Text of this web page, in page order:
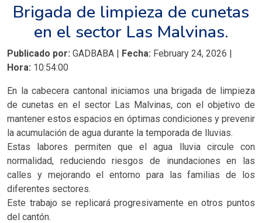
Brigada de limpieza de cunetas
en el sector Las Malvinas.
Publicado por: GADBABA | Fecha: February 24, 2026 |
Hora: 10:54:00
En la cabecera cantonal iniciamos una brigada de limpieza
de cunetas en el sector Las Malvinas, con el objetivo de
mantener estos espacios en óptimas condiciones y prevenir
la acumulación de agua durante la temporada de lluvias.
Estas labores permiten que el agua lluvia circule con
normalidad, reduciendo riesgos de inundaciones en las
calles y mejorando el entorno para las familias de los
diferentes sectores.
Este trabajo se replicará progresivamente en otros puntos
del cantón.